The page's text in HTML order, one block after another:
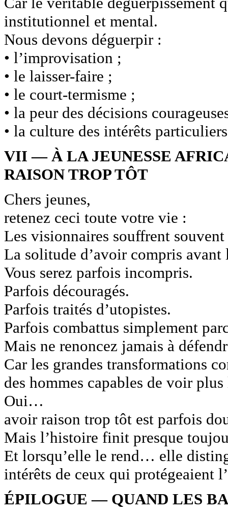
institutionnel et mental.
Nous devons déguerpir :
• l’improvisation ;
• le laisser-faire ;
• le court-termisme ;
• la peur des décisions
• la culture des intérêts
VII — À LA JEUNESSE
RAISON TROP TÔT
Chers jeunes,
retenez ceci toute votre vie :
Les visionnaires souffrent
La solitude d’avoir compris avant
Vous serez parfois incompris.
Parfois découragés.
Parfois traités d’utopistes.
Parfois combattus simplement
Mais ne renoncez jamais à
Car les grandes transformations
des hommes capables de voir
Oui…
avoir raison trop tôt est parfois
Mais l’histoire finit presque
Et lorsqu’elle le rend… elle
intérêts de ceux qui protégeaient
ÉPILOGUE — QUAND LES